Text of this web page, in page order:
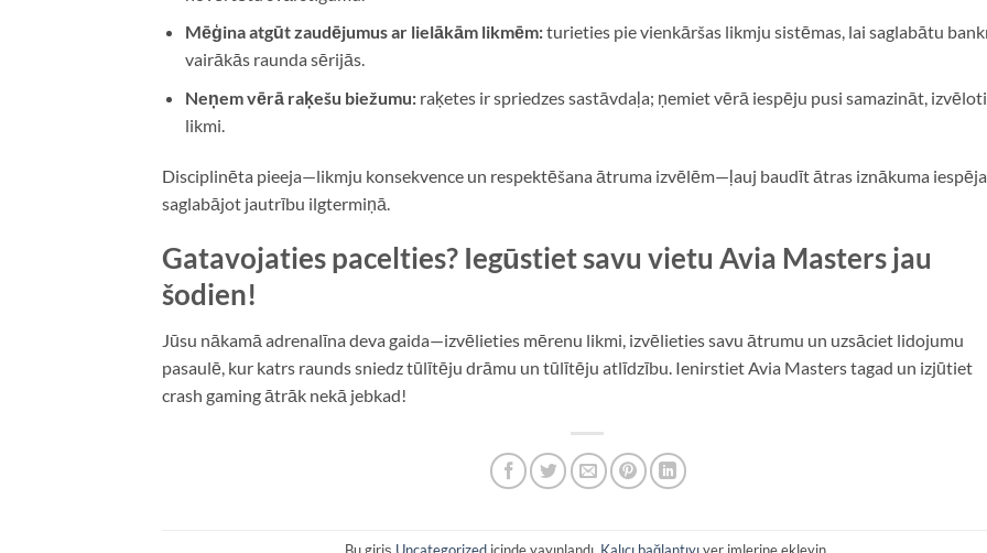
Mēģina atgūt zaudējumus ar lielākām likmēm:turieties pie vienkāršas likmju sistēmas, lai saglabātu
vairākās raunda sērijās.
Neņem vērā raķešu biežumu:raķetes ir spriedzes sastāvdaļa; ņemiet vērā iespēju pusi samazināt,
likmi.
Disciplinēta pieeja—likmju konsekvence un respektēšana ātruma izvēlēm—ļauj baudīt ātras iznākuma
saglabājot jautrību ilgtermiņā.
Gatavojaties pacelties? Iegūstiet savu vietu Avia Masters jau
šodien!
Jūsu nākamā adrenalīna deva gaida—izvēlieties mērenu likmi, izvēlieties savu ātrumu un uzsāciet lidojumu
pasaulē, kur katrs raunds sniedz tūlītēju drāmu un tūlītēju atlīdzību. Ienirstiet Avia Masters tagad un izjūtiet
crash gaming ātrāk nekā jebkad!
Bu giriş Uncategorized içinde yayınlandı. Kalıcı bağlantıyıyer imlerine ekleyin.